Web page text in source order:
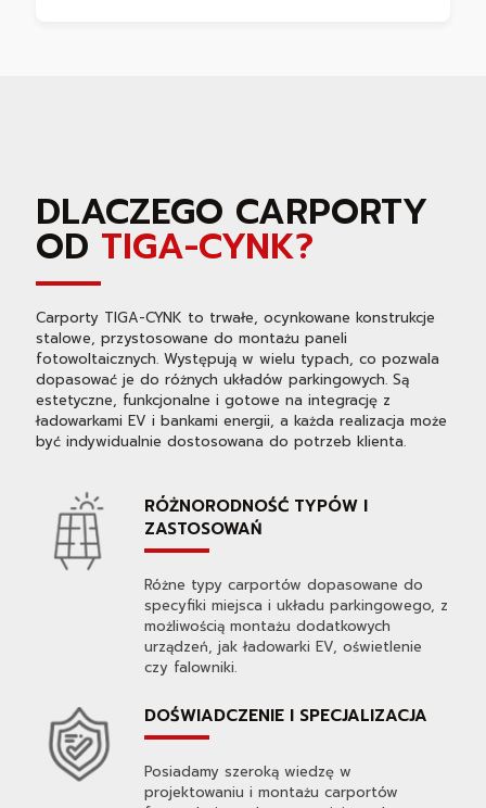
DLACZEGO CARPORTY
OD TIGA-CYNK?
Carporty TIGA-CYNK to trwałe, ocynkowane konstrukcje
stalowe, przystosowane do montażu paneli
fotowoltaicznych. Występują w wielu typach, co pozwala
dopasować je do różnych układów parkingowych. Są
estetyczne, funkcjonalne i gotowe na integrację z
ładowarkami EV i bankami energii, a każda realizacja może
być indywidualnie dostosowana do potrzeb klienta.
RÓŻNORODNOŚĆ TYPÓW I
ZASTOSOWAŃ
Różne typy carportów dopasowane do
specyfiki miejsca i układu parkingowego, z
możliwością montażu dodatkowych
urządzeń, jak ładowarki EV, oświetlenie
czy falowniki.
DOŚWIADCZENIE I SPECJALIZACJA
Posiadamy szeroką wiedzę w
projektowaniu i montażu carportów